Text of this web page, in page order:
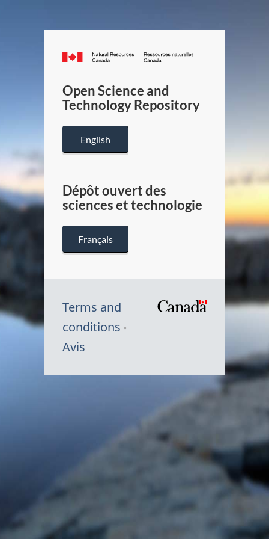
Canada.ca
/
Canada
Open Science and
Technology Repository
English
Dépôt ouvert des
sciences et technologie
Français
Terms and
conditions
Avis
du